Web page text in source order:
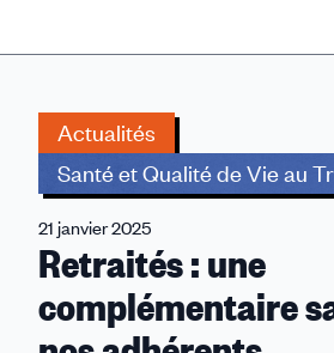
Actualités
Santé et Qualité de Vie au
21 janvier 2025
Retraités : une
complémentaire